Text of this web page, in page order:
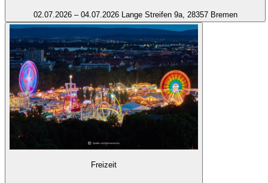
02.07.2026 – 04.07.2026Lange Streifen 9a, 28357 Bremen
Freizeit